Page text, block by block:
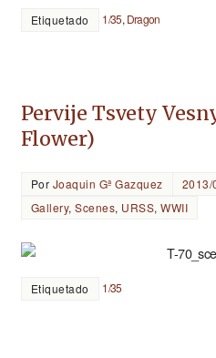
Etiquetado 1/35, Dragon
Pervije Tsvety
Flower)
Por Joaquin Gª Gazquez
2013/
Gallery,Scenes, URSS,WWII
Etiquetado 1/35